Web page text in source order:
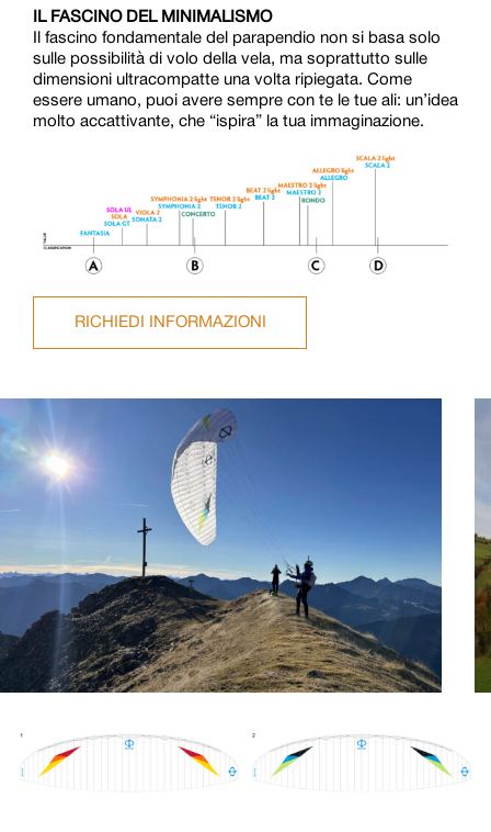
IL FASCINO DEL MINIMALISMO
Il fascino fondamentale del parapendio non si basa solo
sulle possibilità di volo della vela, ma soprattutto sulle
dimensioni ultracompatte una volta ripiegata. Come
essere umano, puoi avere sempre con te le tue ali: un’idea
molto accattivante, che “ispira” la tua immaginazione.
RICHIEDI INFORMAZIONI